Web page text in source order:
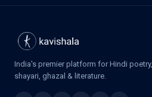
India's premier platform for Hindi poetry,
shayari, ghazal & literature.